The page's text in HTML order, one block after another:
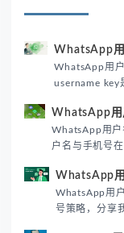
WhatsApp
WhatsApp用
username key
境团队高效触
WhatsApp用
WhatsApp用户
户名与手机号
际差异，帮助
WhatsApp
WhatsApp用
号策略，分享